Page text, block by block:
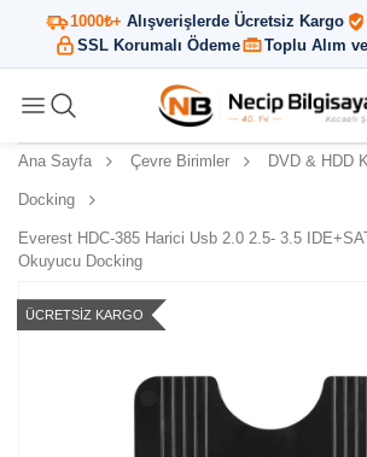
1000₺+ Alışverişlerde Ücretsiz Kargo
SSL Korumalı Ödeme
Toplu Alım
Ana Sayfa Çevre Birimler DVD & HDD
Docking
Everest HDC-385 Harici Usb 2.0 2.5- 3.5
Okuyucu Docking
ÜCRETSIZ KARGO